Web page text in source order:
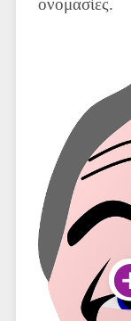
ονομασίες.